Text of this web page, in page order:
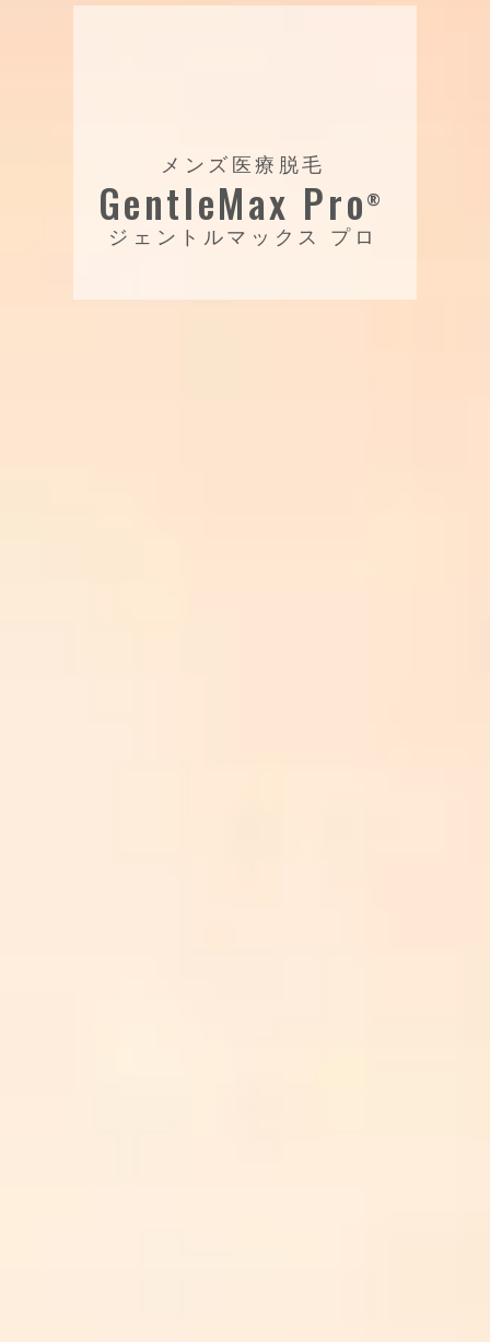
メンズ医療脱毛
GentleMax Pro ®️
ジェントルマックス プロ